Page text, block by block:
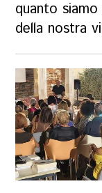
quanto
della nostra